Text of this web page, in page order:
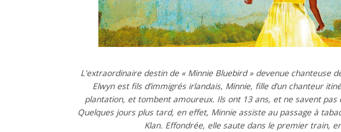
L'extraordinaire destin de « Minnie Bluebird » devenue chanteuse
Elwyn est fils d’immigrés irlandais, Minnie, fille d’un chanteur
plantation, et tombent amoureux. Ils ont 13 ans, et ne savent
Quelques jours plus tard, en effet, Minnie assiste au passage à
Klan. Effondrée, elle saute dans le premier train,